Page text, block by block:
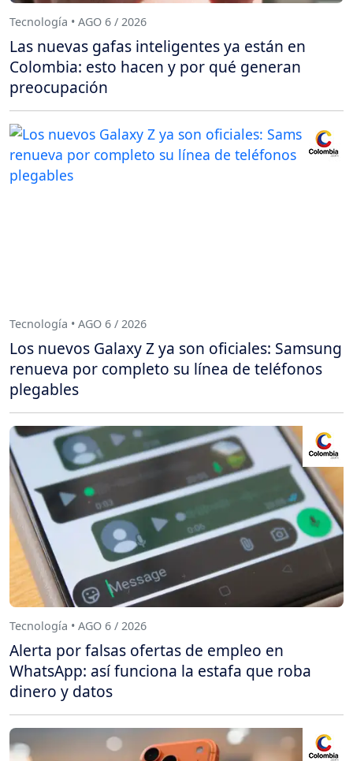
Tecnología • AGO 6 / 2026
Las nuevas gafas inteligentes ya están en
Colombia: esto hacen y por qué generan
preocupación
Tecnología • AGO 6 / 2026
Los nuevos Galaxy Z ya son oficiales: Samsung
renueva por completo su línea de teléfonos
plegables
Tecnología • AGO 6 / 2026
Alerta por falsas ofertas de empleo en
WhatsApp: así funciona la estafa que roba
dinero y datos